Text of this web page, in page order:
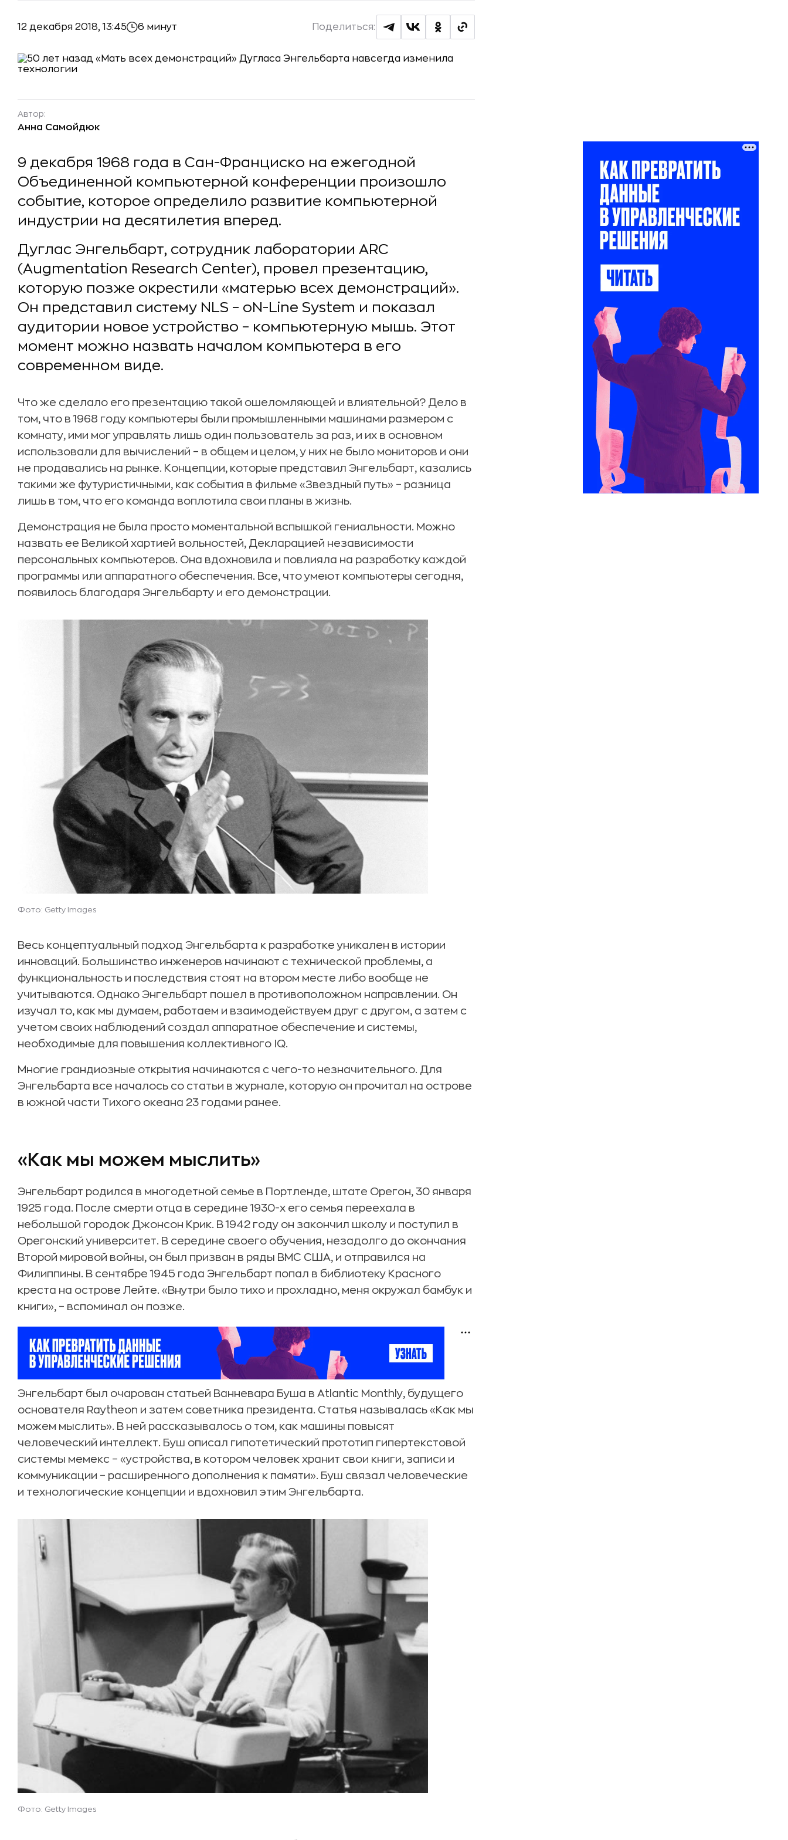
12 декабря 2018, 13:45 6 минут Поделиться:
Автор:
Анна Самойдюк
9 декабря 1968 года в Сан-Франциско на ежегодной
Объединенной компьютерной конференции произошло
событие, которое определило развитие компьютерной
индустрии на десятилетия вперед.
Дуглас Энгельбарт, сотрудник лаборатории ARC
(Augmentation Research Center), провел презентацию,
которую позже окрестили «матерью всех демонстраций».
Он представил систему NLS – oN-Line System и показал
аудитории новое устройство – компьютерную мышь. Этот
момент можно назвать началом компьютера в его
современном виде.
Что же сделало его презентацию такой ошеломляющей и влиятельной? Дело в
том, что в 1968 году компьютеры были промышленными машинами размером с
комнату, ими мог управлять лишь один пользователь за раз, и их в основном
использовали для вычислений – в общем и целом, у них не было мониторов и они
не продавались на рынке. Концепции, которые представил Энгельбарт, казались
такими же футуристичными, как события в фильме «Звездный путь» – разница
лишь в том, что его команда воплотила свои планы в жизнь.
Демонстрация не была просто моментальной вспышкой гениальности. Можно
назвать ее Великой хартией вольностей, Декларацией независимости
персональных компьютеров. Она вдохновила и повлияла на разработку каждой
программы или аппаратного обеспечения. Все, что умеют компьютеры сегодня,
появилось благодаря Энгельбарту и его демонстрации.
Фото: Getty Images
Весь концептуальный подход Энгельбарта к разработке уникален в истории
инноваций. Большинство инженеров начинают с технической проблемы, а
функциональность и последствия стоят на втором месте либо вообще не
учитываются. Однако Энгельбарт пошел в противоположном направлении. Он
изучал то, как мы думаем, работаем и взаимодействуем друг с другом, а затем с
учетом своих наблюдений создал аппаратное обеспечение и системы,
необходимые для повышения коллективного IQ.
Многие грандиозные открытия начинаются с чего-то незначительного. Для
Энгельбарта все началось со статьи в журнале, которую он прочитал на острове
в южной части Тихого океана 23 годами ранее.
«Как мы можем мыслить»
Энгельбарт родился в многодетной семье в Портленде, штате Орегон, 30 января
1925 года. После смерти отца в середине 1930-х его семья переехала в
небольшой городок Джонсон Крик. В 1942 году он закончил школу и поступил в
Орегонский университет. В середине своего обучения, незадолго до окончания
Второй мировой войны, он был призван в ряды ВМС США, и отправился на
Филиппины. В сентябре 1945 года Энгельбарт попал в библиотеку Красного
креста на острове Лейте. «Внутри было тихо и прохладно, меня окружал бамбук и
книги», – вспоминал он позже.
Энгельбарт был очарован статьей Ванневара Буша в Atlantic Monthly, будущего
основателя Raytheon и затем советника президента. Статья называлась «Как мы
можем мыслить». В ней рассказывалось о том, как машины повысят
человеческий интеллект. Буш описал гипотетический прототип гипертекстовой
системы мемекс – «устройства, в котором человек хранит свои книги, записи и
коммуникации – расширенного дополнения к памяти». Буш связал человеческие
и технологические концепции и вдохновил этим Энгельбарта.
Фото: Getty Images